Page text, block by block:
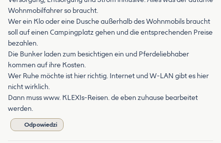
Wohnmobilfahrer so braucht.
Wer ein Klo oder eine Dusche außerhalb des Wohnmobils braucht
soll auf einen Campingplatz gehen und die entsprechenden Preise
bezahlen.
Die Bunker laden zum besichtigen ein und Pferdeliebhaber
kommen auf ihre Kosten.
Wer Ruhe möchte ist hier richtig. Internet und W-LAN gibt es hier
nicht wirklich.
Dann muss www. KLEXIs-Reisen. de eben zuhause bearbeitet
werden.
Odpowiedzi